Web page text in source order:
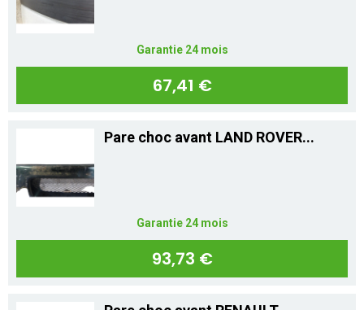
Garantie 24 mois
67,41 €
Pare choc avant LAND ROVER...
Garantie 24 mois
93,73 €